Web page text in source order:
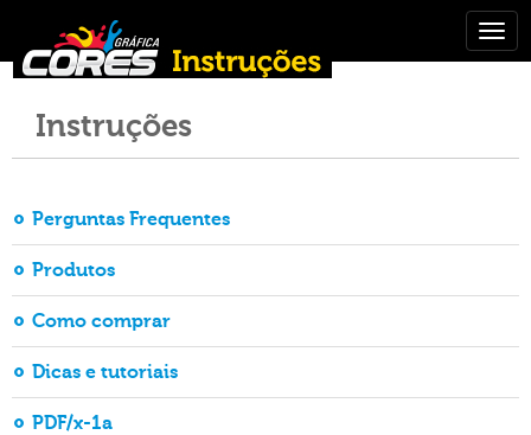
Instruções
Perguntas Frequentes
Produtos
Como comprar
Dicas e tutoriais
PDF/x-1a